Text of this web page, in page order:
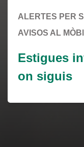
ALERTES PER
AVISOS AL
Estigues
on siguis